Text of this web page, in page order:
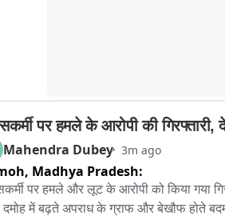
पर हमले के आरोपी की गिरफ्तारी,
Mahendra Dubey 3m ago
Madhya Pradesh:
पर हमले और लूट के आरोपी को किया गया
दमोह में बढ़ते अपराध के ग्राफ और बेखौफ होते